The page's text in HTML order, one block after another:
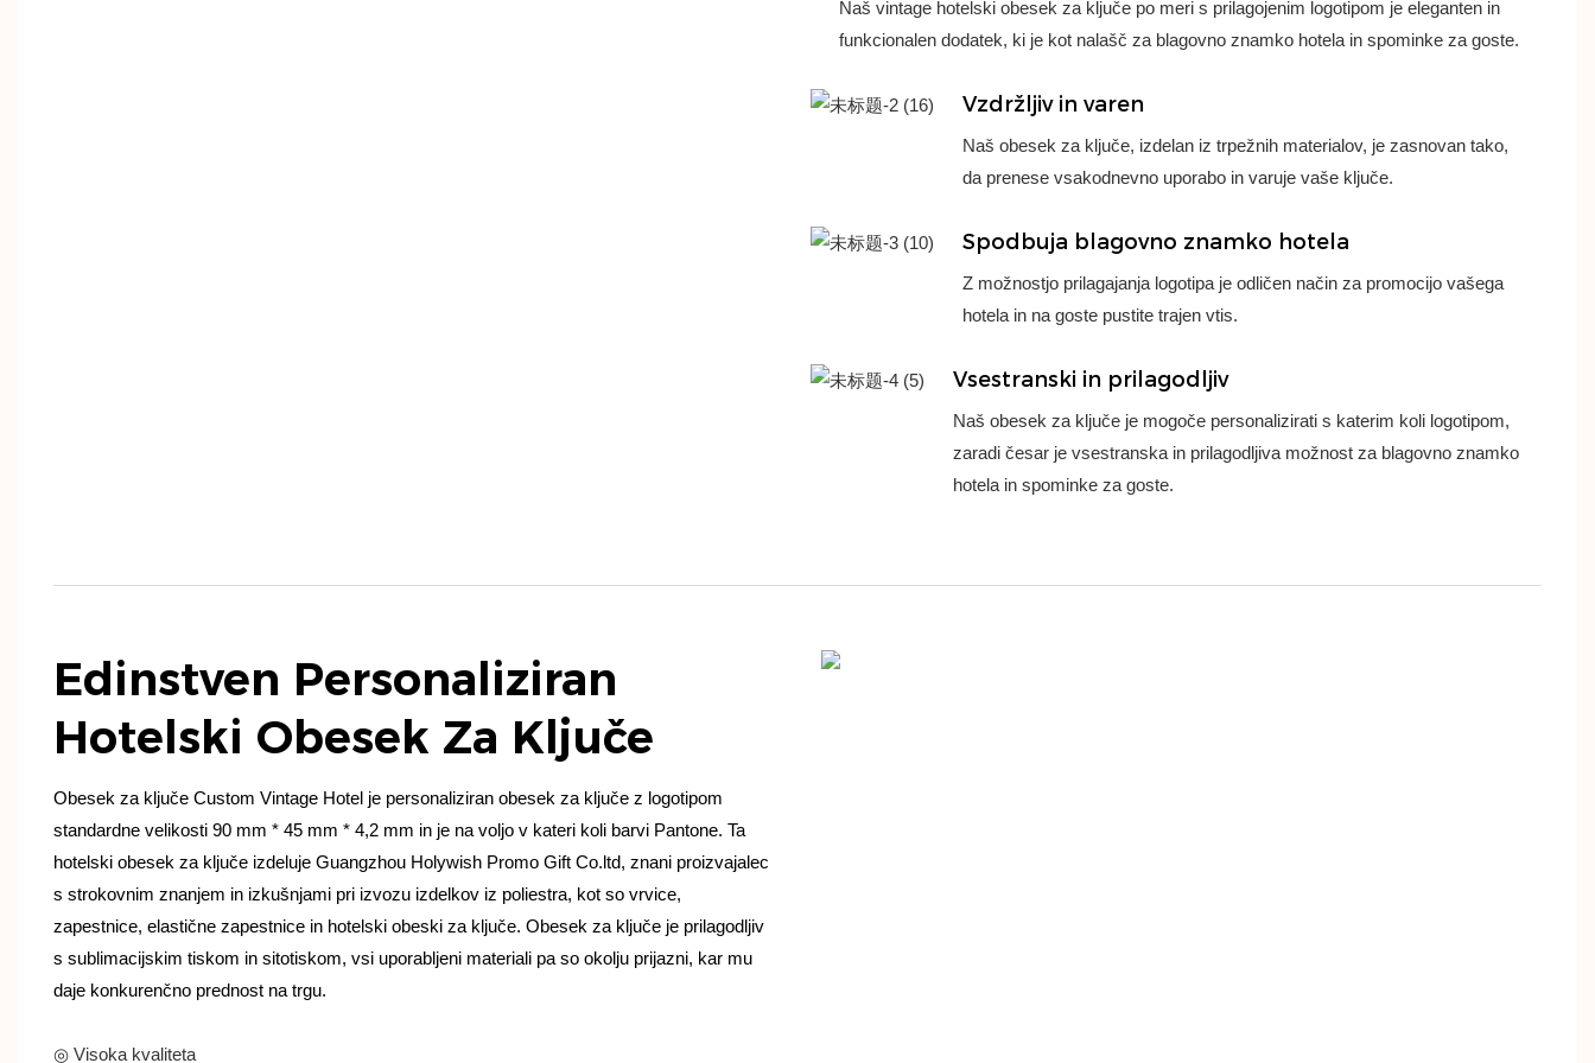
Naš vintage hotelski obesek za ključe po meri s prilagojenim logotipom je eleganten in
funkcionalen dodatek, ki je kot nalašč za blagovno znamko hotela in spominke za goste.
Vzdržljiv in varen
Naš obesek za ključe, izdelan iz trpežnih materialov, je zasnovan tako,
da prenese vsakodnevno uporabo in varuje vaše ključe.
Spodbuja blagovno znamko hotela
Z možnostjo prilagajanja logotipa je odličen način za promocijo vašega
hotela in na goste pustite trajen vtis.
Vsestranski in prilagodljiv
Naš obesek za ključe je mogoče personalizirati s katerim koli logotipom,
zaradi česar je vsestranska in prilagodljiva možnost za blagovno znamko
hotela in spominke za goste.
Edinstven Personaliziran
Hotelski Obesek Za Ključe
Obesek za ključe Custom Vintage Hotel je personaliziran obesek za ključe z logotipom
standardne velikosti 90 mm * 45 mm * 4,2 mm in je na voljo v kateri koli barvi Pantone. Ta
hotelski obesek za ključe izdeluje Guangzhou Holywish Promo Gift Co.ltd, znani proizvajalec
s strokovnim znanjem in izkušnjami pri izvozu izdelkov iz poliestra, kot so vrvice,
zapestnice, elastične zapestnice in hotelski obeski za ključe. Obesek za ključe je prilagodljiv
s sublimacijskim tiskom in sitotiskom, vsi uporabljeni materiali pa so okolju prijazni, kar mu
daje konkurenčno prednost na trgu.
◎ Visoka kvaliteta